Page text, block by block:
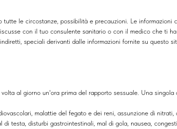
le circostanze, possibilità e precauzioni. Le
con il tuo consulente sanitario o con il medico che ti
speciali derivanti dalle informazioni fornite su questo
al giorno un'ora prima del rapporto sessuale. Una
malattie del fegato e dei reni, assunzione di
di testa, disturbi gastrointestinali, mal di gola, nausea,